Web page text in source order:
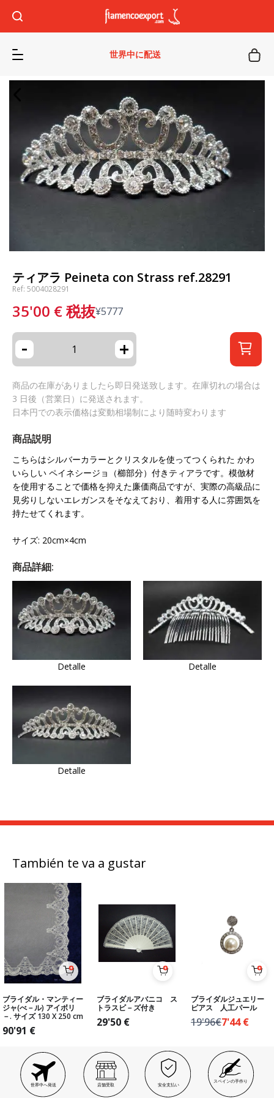
世界中に配送
ティアラ Peineta con Strass ref.28291
Ref: 5004028291
35'00 €税抜¥5777
- +
商品の在庫がありましたら即日発送致します。在庫切れの場合は
3 日後（営業日）に発送されます。
日本円での表示価格は変動相場制により随時変わります
商品説明
こちらはシルバーカラーとクリスタルを使ってつくられた かわ
いらしい ペイネシージョ（櫛部分）付きティアラです。模倣材
を使用することで価格を抑えた廉価商品ですが、実際の高級品に
見劣りしないエレガンスをそなえており、着用する人に雰囲気を
持たせてくれます。
サイズ: 20cm×4cm
商品詳細:
Detalle Detalle
Detalle
También te va a gustar
ブライダル・マンティー
ジャ(べ－ル) アイボリ
－. サイズ 130 X 250 cm
90'91 €
ブライダルアバニコ ス
トラスビ－ズ付き
29'50 €
ブライダルジュエリー
ピアス 人工パール
19'96€7'44€
世界中へ発送 店舗受取 安全支払い
スペインの手作り